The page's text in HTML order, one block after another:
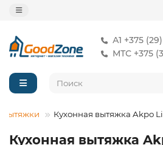
А1 +375
МТС +375
Вытяжки Кухонная вытяжка Akpo
Кухонная вытяжка